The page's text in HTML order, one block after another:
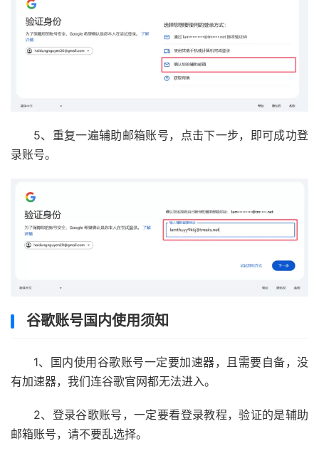
5、重复一遍辅助邮箱账号，点击下一步，即可成功登
录账号。
谷歌账号国内使用须知
1、国内使用谷歌账号一定要加速器，且需要自备，没
有加速器，我们连谷歌官网都无法进入。
2、登录谷歌账号，一定要看登录教程，验证的是辅助
邮箱账号，请不要乱选择。